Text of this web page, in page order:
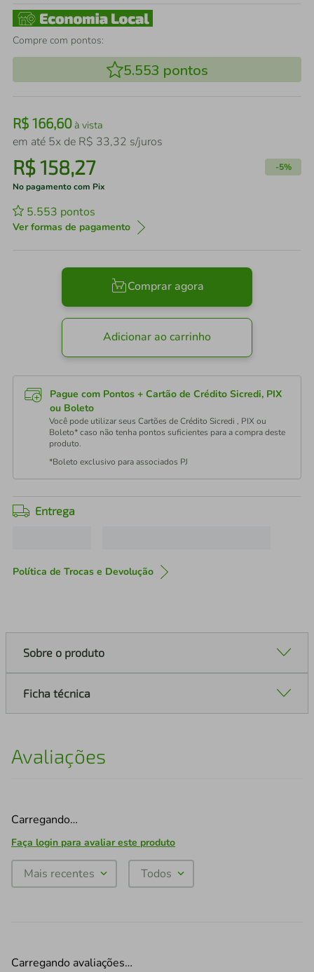
Compre com pontos:
5.553 pontos
R$ 166,60à vista
em até 5x de R$ 33,32 s/juros
R$158,27 -5%
No pagamento com Pix
5.553 pontos
Ver formas de pagamento
Comprar agora
Adicionar ao carrinho
Pague com Pontos + Cartão de Crédito Sicredi, PIX
ou Boleto
Você pode utilizar seus Cartões de Crédito Sicredi , PIX ou
Boleto* caso não tenha pontos suficientes para a compra deste
produto.
*Boleto exclusivo para associados PJ
Entrega
Política de Trocas e Devolução
Sobre o produto
Ficha técnica
Avaliações
Carregando…
Faça login para avaliar este produto
Mais recentes Todos
Carregando avaliações…